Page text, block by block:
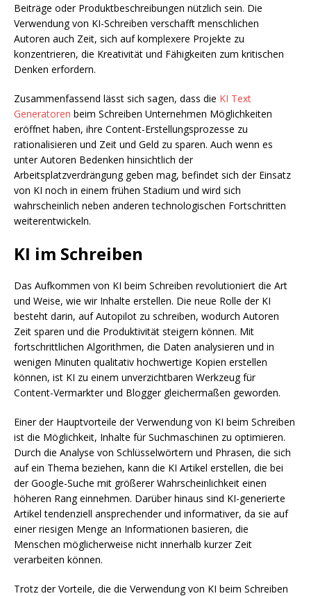
Beiträge oder Produktbeschreibungen nützlich sein. Die
Verwendung von KI-Schreiben verschafft menschlichen
Autoren auch Zeit, sich auf komplexere Projekte zu
konzentrieren, die Kreativität und Fähigkeiten zum kritischen
Denken erfordern.
Zusammenfassend lässt sich sagen, dass die KI Text
Generatoren beim Schreiben Unternehmen Möglichkeiten
eröffnet haben, ihre Content-Erstellungsprozesse zu
rationalisieren und Zeit und Geld zu sparen. Auch wenn es
unter Autoren Bedenken hinsichtlich der
Arbeitsplatzverdrängung geben mag, befindet sich der Einsatz
von KI noch in einem frühen Stadium und wird sich
wahrscheinlich neben anderen technologischen Fortschritten
weiterentwickeln.
KI im Schreiben
Das Aufkommen von KI beim Schreiben revolutioniert die Art
und Weise, wie wir Inhalte erstellen. Die neue Rolle der KI
besteht darin, auf Autopilot zu schreiben, wodurch Autoren
Zeit sparen und die Produktivität steigern können. Mit
fortschrittlichen Algorithmen, die Daten analysieren und in
wenigen Minuten qualitativ hochwertige Kopien erstellen
können, ist KI zu einem unverzichtbaren Werkzeug für
Content-Vermarkter und Blogger gleichermaßen geworden.
Einer der Hauptvorteile der Verwendung von KI beim Schreiben
ist die Möglichkeit, Inhalte für Suchmaschinen zu optimieren.
Durch die Analyse von Schlüsselwörtern und Phrasen, die sich
auf ein Thema beziehen, kann die KI Artikel erstellen, die bei
der Google-Suche mit größerer Wahrscheinlichkeit einen
höheren Rang einnehmen. Darüber hinaus sind KI-generierte
Artikel tendenziell ansprechender und informativer, da sie auf
einer riesigen Menge an Informationen basieren, die
Menschen möglicherweise nicht innerhalb kurzer Zeit
verarbeiten können.
Trotz der Vorteile, die die Verwendung von KI beim Schreiben